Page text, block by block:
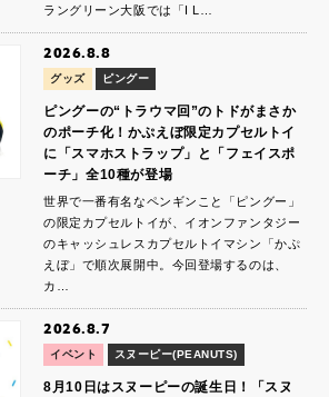
ラングリーン大阪では「I L…
2026.8.8
グッズ ピングー
ピングーの“トラウマ回”のトドがまさか
のポーチ化！かぷえぼ限定カプセルトイ
に「スマホストラップ」と「フェイスポ
ーチ」全10種が登場
世界で一番有名なペンギンこと「ピングー」
の限定カプセルトイが、イオンファンタジー
のキャッシュレスカプセルトイマシン「かぷ
えぼ」で順次展開中。今回登場するのは、
カ…
2026.8.7
イベント スヌーピー(PEANUTS)
8月10日はスヌーピーの誕生日！「スヌ